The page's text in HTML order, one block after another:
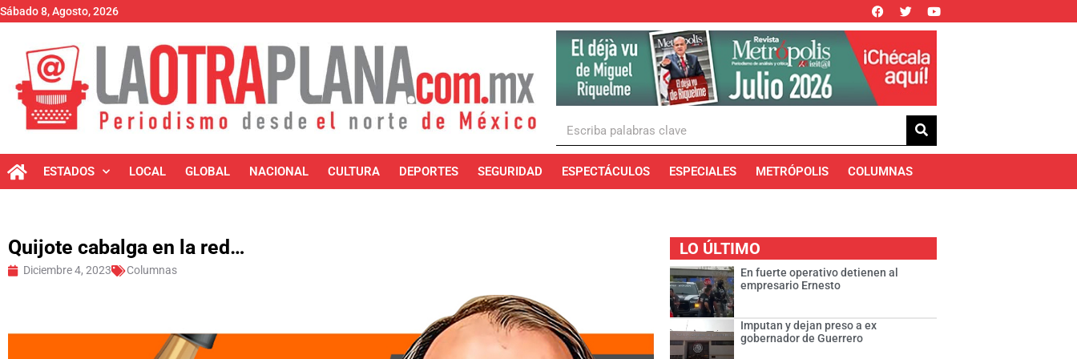
Sábado 8, Agosto, 2026
ESTADOS LOCAL GLOBAL NACIONAL CULTURA DEPORTES SEGURIDAD ESPECTÁCULOS ESPECIALES METRÓPOLIS COLUMNAS
Quijote cabalga en la red…
Diciembre 4, 2023 Columnas
LO ÚLTIMO
En fuerte operativo detienen al
empresario Ernesto
Imputan y dejan preso a ex
gobernador de Guerrero